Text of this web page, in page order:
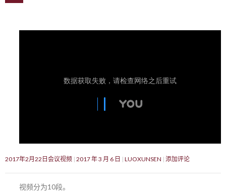
2017年2月22日会议视频 2017 年 3 月 6 日 LUOXUNSEN 添加评论
视频分为10段。